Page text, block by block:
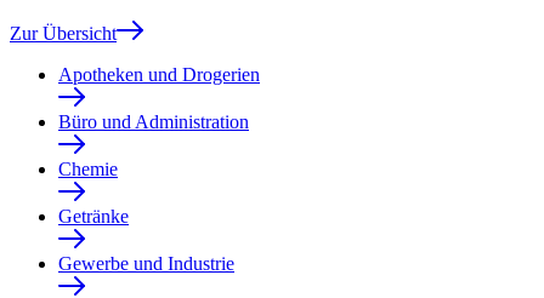
Zur Übersicht
Apotheken und Drogerien
Büro und Administration
Chemie
Getränke
Gewerbe und Industrie